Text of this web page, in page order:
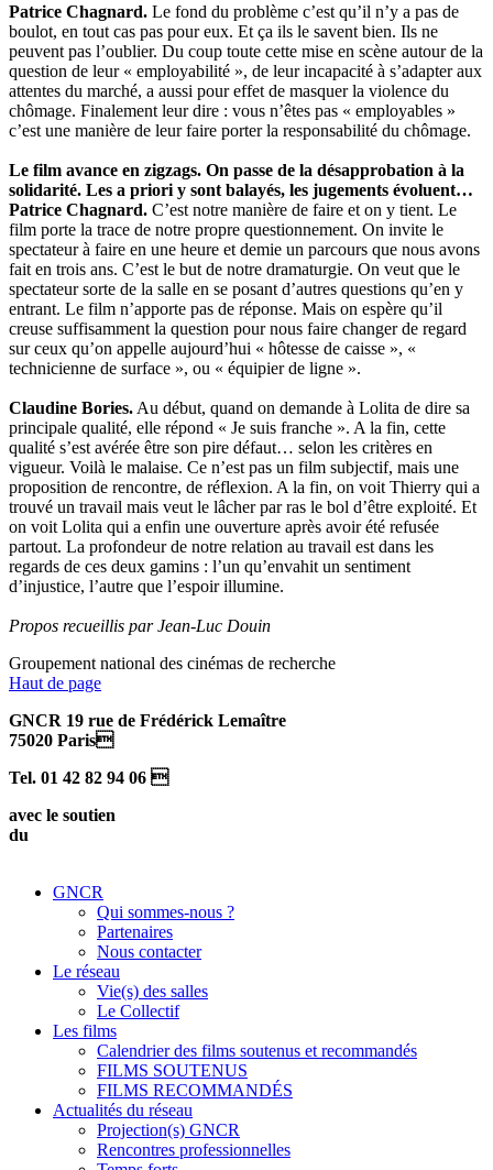
Patrice Chagnard. Le fond du problème c’est qu’il n’y a pas de
boulot, en tout cas pas pour eux. Et ça ils le savent bien. Ils ne
peuvent pas l’oublier. Du coup toute cette mise en scène autour de la
question de leur « employabilité », de leur incapacité à s’adapter aux
attentes du marché, a aussi pour effet de masquer la violence du
chômage. Finalement leur dire : vous n’êtes pas « employables »
c’est une manière de leur faire porter la responsabilité du chômage.
Le film avance en zigzags. On passe de la désapprobation à la
solidarité. Les a priori y sont balayés, les jugements évoluent…
Patrice Chagnard. C’est notre manière de faire et on y tient. Le
film porte la trace de notre propre questionnement. On invite le
spectateur à faire en une heure et demie un parcours que nous avons
fait en trois ans. C’est le but de notre dramaturgie. On veut que le
spectateur sorte de la salle en se posant d’autres questions qu’en y
entrant. Le film n’apporte pas de réponse. Mais on espère qu’il
creuse suffisamment la question pour nous faire changer de regard
sur ceux qu’on appelle aujourd’hui « hôtesse de caisse », «
technicienne de surface », ou « équipier de ligne ».
Claudine Bories. Au début, quand on demande à Lolita de dire sa
principale qualité, elle répond « Je suis franche ». A la fin, cette
qualité s’est avérée être son pire défaut… selon les critères en
vigueur. Voilà le malaise. Ce n’est pas un film subjectif, mais une
proposition de rencontre, de réflexion. A la fin, on voit Thierry qui a
trouvé un travail mais veut le lâcher par ras le bol d’être exploité. Et
on voit Lolita qui a enfin une ouverture après avoir été refusée
partout. La profondeur de notre relation au travail est dans les
regards de ces deux gamins : l’un qu’envahit un sentiment
d’injustice, l’autre que l’espoir illumine.
Propos recueillis par Jean-Luc Douin
Groupement national des cinémas de recherche
Haut de page
GNCR 19 rue de Frédérick Lemaître
75020 Paris
Tel. 01 42 82 94 06 
avec le soutien
du
GNCR
Qui sommes-nous ?
Partenaires
Nous contacter
Le réseau
Vie(s) des salles
Le Collectif
Les films
Calendrier des films soutenus et recommandés
FILMS SOUTENUS
FILMS RECOMMANDÉS
Actualités du réseau
Projection(s) GNCR
Rencontres professionnelles